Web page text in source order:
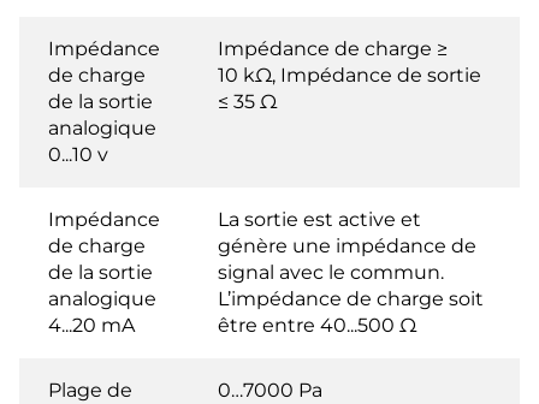
Impédance
de charge
de la sortie
analogique
0...10 v
Impédance de charge ≥
10 kΩ, Impédance de sortie
≤ 35 Ω
Impédance
de charge
de la sortie
analogique
4...20 mA
La sortie est active et
génère une impédance de
signal avec le commun.
L’impédance de charge soit
être entre 40...500 Ω
Plage de
0…7000 Pa